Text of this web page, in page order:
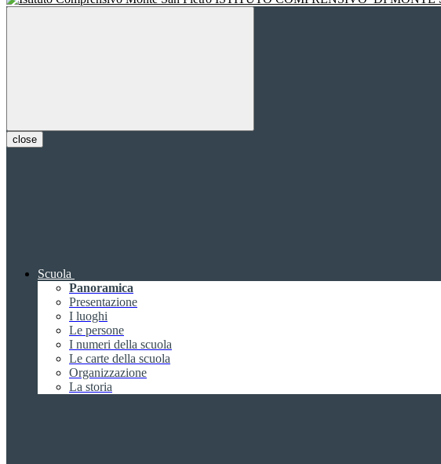
close
Scuola
Panoramica
Presentazione
I luoghi
Le persone
I numeri della scuola
Le carte della scuola
Organizzazione
La storia